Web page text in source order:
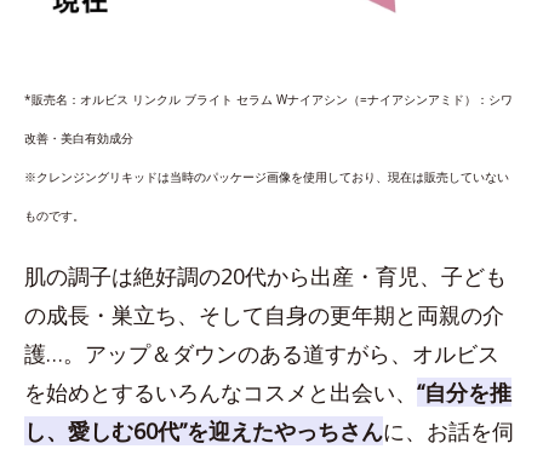
*販売名：オルビス リンクル ブライト セラム Wナイアシン（=ナイアシンアミド）：シワ
改善・美白有効成分
※クレンジングリキッドは当時のパッケージ画像を使用しており、現在は販売していない
ものです。
肌の調子は絶好調の20代から出産・育児、子ども
の成長・巣立ち、そして自身の更年期と両親の介
護…。アップ＆ダウンのある道すがら、オルビス
を始めとするいろんなコスメと出会い、 “自分を推
し、愛しむ60代”を迎えたやっちさんに、お話を伺